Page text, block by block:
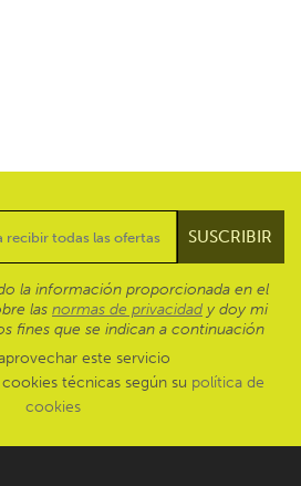
la información proporcionada en el
las normas de privacidad y doy mi
fines que se indican a continuación
este servicio
técnicas según su política de
cookies